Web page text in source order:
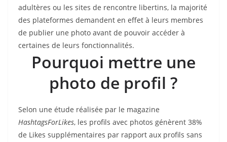
adultères ou les sites de rencontre libertins, la majorité
des plateformes demandent en effet à leurs membres
de publier une photo avant de pouvoir accéder à
certaines de leurs fonctionnalités.
Pourquoi mettre une
photo de profil ?
Selon une étude réalisée par le magazine
HashtagsForLikes, les profils avec photos génèrent 38%
de Likes supplémentaires par rapport aux profils sans